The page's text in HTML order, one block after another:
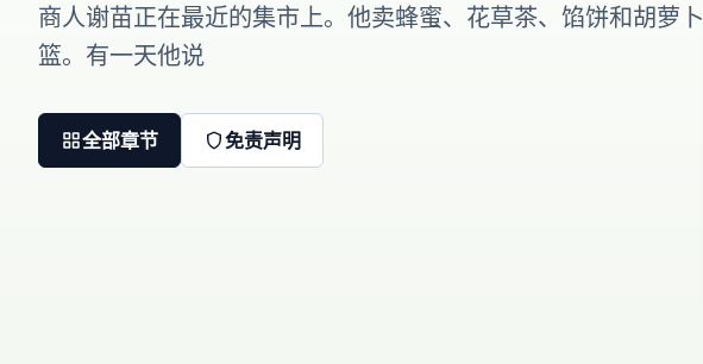
商人谢苗正在最近的集市上。他卖蜂蜜、花草茶、馅饼和胡萝卜
篮。有一天他说
全部章节 免责声明